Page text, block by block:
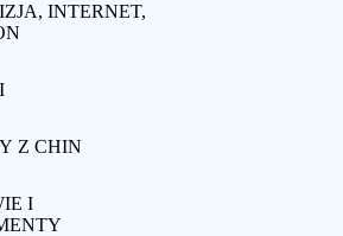
INTERNET,
Z CHIN
I